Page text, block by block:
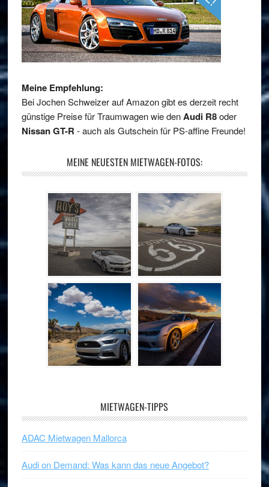
Meine Empfehlung:
Bei Jochen Schweizer auf Amazon gibt es derzeit recht
günstige Preise für Traumwagen wie denAudi R8oder
Nissan GT-R - auch als Gutschein für PS-affine Freunde!
MEINE NEUESTEN MIETWAGEN-FOTOS:
MIETWAGEN-TIPPS
ADAC Mietwagen Mallorca
Audi on Demand: Was kann das neue Angebot?